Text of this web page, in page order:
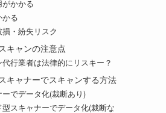
かかる
かる
・紛失リスク
キャンの注意点
代行業者は法律的にリスキー？
キャナーでスキャンする方法
ーでデータ化(裁断あり)
型スキャナーでデータ化(裁断な